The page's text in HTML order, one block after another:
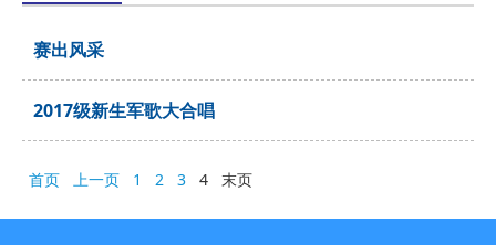
赛出风采
2017级新生军歌大合唱
首页 上一页 1 2 3 4 末页